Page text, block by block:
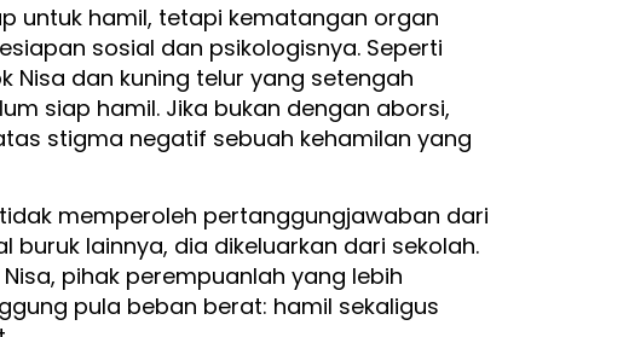
untuk hamil, tetapi kematangan organ
sosial dan psikologisnya. Seperti
Nisa dan kuning telur yang setengah
siap hamil. Jika bukan dengan aborsi,
stigma negatif sebuah kehamilan yang
memperoleh pertanggungjawaban dari
buruk lainnya, dia dikeluarkan dari sekolah.
pihak perempuanlah yang lebih
pula beban berat: hamil sekaligus